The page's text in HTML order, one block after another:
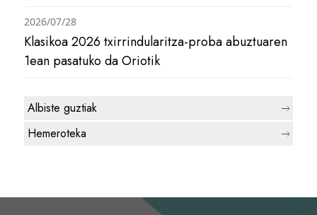
Klasikoa 2026 txirrindularitza-proba abuztuaren
1ean pasatuko da Oriotik
2026/07/28
Albiste guztiak
Hemeroteka